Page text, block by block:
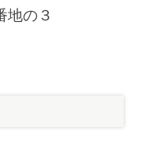
地の３